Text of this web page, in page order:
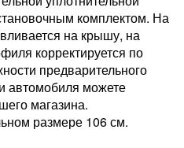
комплектом. На
на крышу, на
корректируется по
предварительного
автомобиля можете
магазина.
размере 106 см.